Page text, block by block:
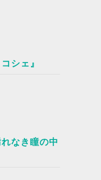
シェ』
なき瞳の中